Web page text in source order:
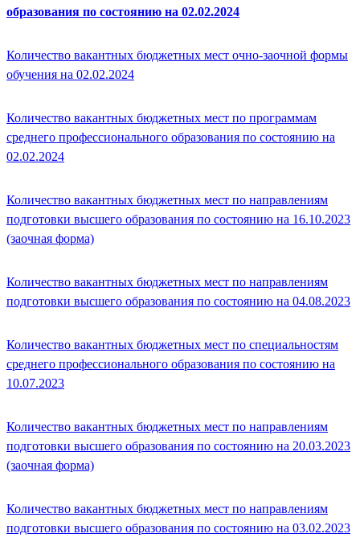
образования по состоянию на 02.02.2024
Количество вакантных бюджетных мест очно-заочной формы
обучения на 02.02.2024
Количество вакантных бюджетных мест по программам
среднего профессионального образования по состоянию на
02.02.2024
Количество вакантных бюджетных мест по направлениям
подготовки высшего образования по состоянию на 16.10.2023
(заочная форма)
Количество вакантных бюджетных мест по направлениям
подготовки высшего образования по состоянию на 04.08.2023
Количество вакантных бюджетных мест по специальностям
среднего профессионального образования по состоянию на
10.07.2023
Количество вакантных бюджетных мест по направлениям
подготовки высшего образования по состоянию на 20.03.2023
(заочная форма)
Количество вакантных бюджетных мест по направлениям
подготовки высшего образования по состоянию на 03.02.2023